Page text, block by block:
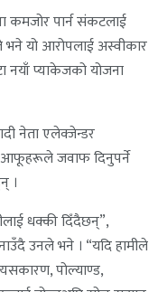
कमजोर पार्न संकटलाई
यो आरोपलाई अस्वीकार
नयाँ प्याकेजको योजना
नेता एलेक्जेन्डर
आफूहरूले जवाफ दिनुपर्ने
।
धक्की दिँदैछन्”,
उनले भने । “यदि हामीले
पोल्याण्ड,